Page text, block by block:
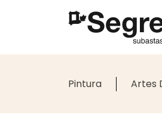
Pintura Artes